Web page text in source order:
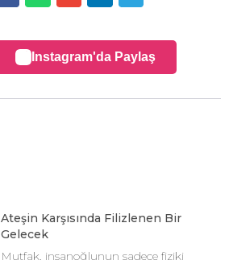
Instagram'da Paylaş
Ateşin Karşısında Filizlenen Bir
Gelecek
Mutfak, insanoğlunun sadece fiziki